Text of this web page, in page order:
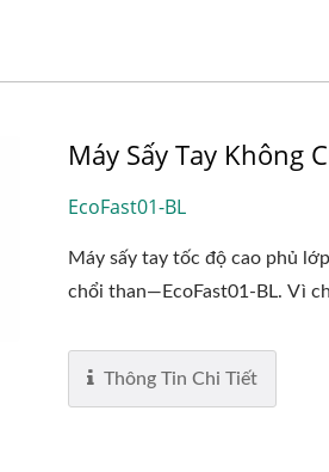
Máy Sấy Tay Không
EcoFast01-BL
Máy sấy tay tốc độ cao phủ
chổi than—EcoFast01-BL. Vì
Thông Tin Chi Tiết